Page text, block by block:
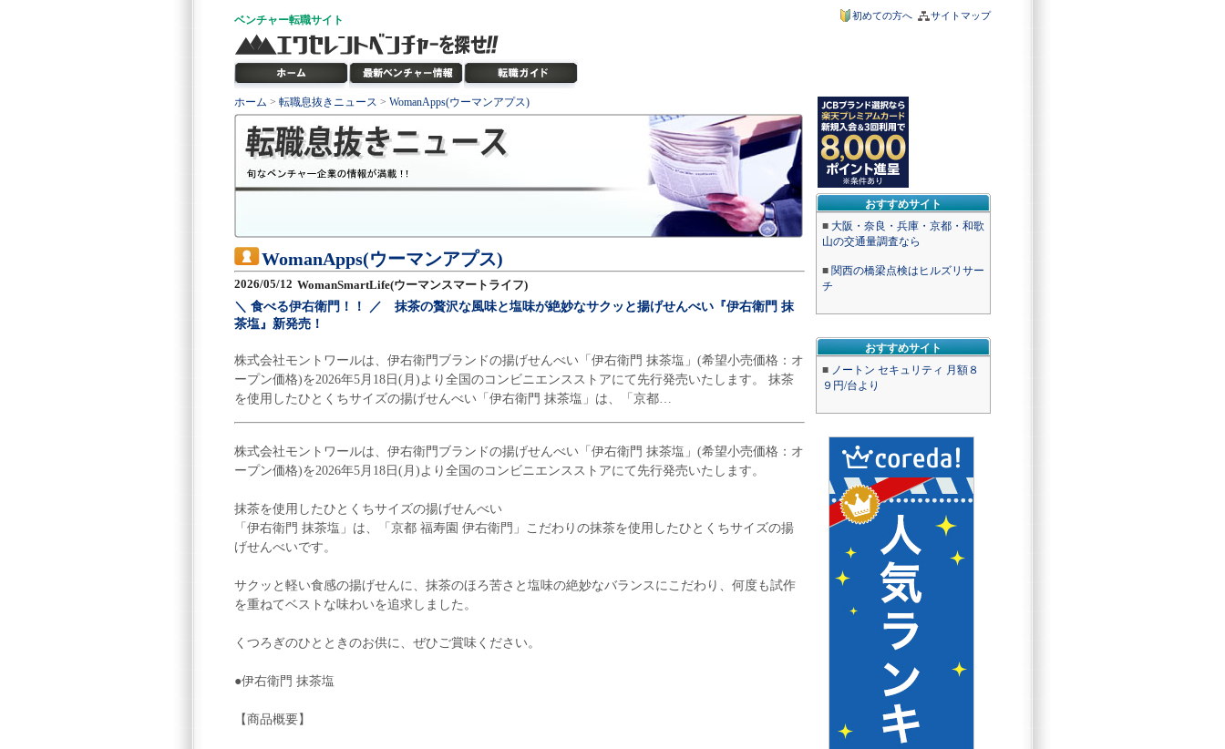
ベンチャー転職サイト サイトマップ
初めての方へ
おすすめサイト
■ 大阪・奈良・兵庫・京都・和歌
山の交通量調査なら
■ 関西の橋梁点検はヒルズリサー
チ
おすすめサイト
■ ノートン セキュリティ 月額８
９円/台より
ホーム > 転職息抜きニュース > WomanApps(ウーマンアプス)
WomanApps(ウーマンアプス)
2026/05/12 WomanSmartLife(ウーマンスマートライフ)
＼ 食べる伊右衛門！！ ／ 抹茶の贅沢な風味と塩味が絶妙なサクッと揚げせんべい『伊右衛門 抹
茶塩』新発売！
株式会社モントワールは、伊右衛門ブランドの揚げせんべい「伊右衛門 抹茶塩」(希望小売価格：オ
ープン価格)を2026年5月18日(月)より全国のコンビニエンスストアにて先行発売いたします。 抹茶
を使用したひとくちサイズの揚げせんべい「伊右衛門 抹茶塩」は、「京都…
株式会社モントワールは、伊右衛門ブランドの揚げせんべい「伊右衛門 抹茶塩」(希望小売価格：オ
ープン価格)を2026年5月18日(月)より全国のコンビニエンスストアにて先行発売いたします。
抹茶を使用したひとくちサイズの揚げせんべい
「伊右衛門 抹茶塩」は、「京都 福寿園 伊右衛門」こだわりの抹茶を使用したひとくちサイズの揚
げせんべいです。
サクッと軽い食感の揚げせんに、抹茶のほろ苦さと塩味の絶妙なバランスにこだわり、何度も試作
を重ねてベストな味わいを追求しました。
くつろぎのひとときのお供に、ぜひご賞味ください。
●伊右衛門 抹茶塩
【商品概要】